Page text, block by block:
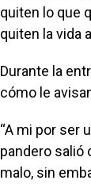
quiten lo que
quiten la vida
Durante la
cómo le
“A mi por ser
pandero salió
malo, sin